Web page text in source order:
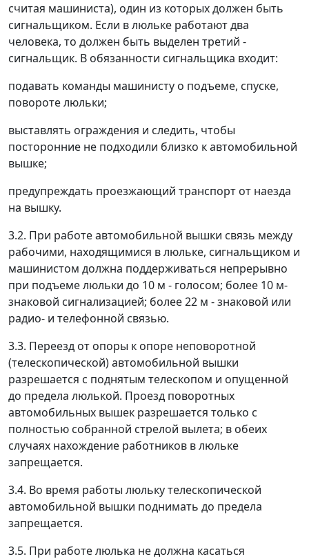
считая машиниста), один из которых должен быть
сигнальщиком. Если в люльке работают два
человека, то должен быть выделен третий -
сигнальщик. В обязанности сигнальщика входит:
подавать команды машинисту о подъеме, спуске,
повороте люльки;
выставлять ограждения и следить, чтобы
посторонние не подходили близко к автомобильной
вышке;
предупреждать проезжающий транспорт от наезда
на вышку.
3.2. При работе автомобильной вышки связь между
рабочими, находящимися в люльке, сигнальщиком и
машинистом должна поддерживаться непрерывно
при подъеме люльки до 10 м - голосом; более 10 м-
знаковой сигнализацией; более 22 м - знаковой или
радио- и телефонной связью.
3.3. Переезд от опоры к опоре неповоротной
(телескопической) автомобильной вышки
разрешается с поднятым телескопом и опущенной
до предела люлькой. Проезд поворотных
автомобильных вышек разрешается только с
полностью собранной стрелой вылета; в обеих
случаях нахождение работников в люльке
запрещается.
3.4. Во время работы люльку телескопической
автомобильной вышки поднимать до предела
запрещается.
3.5. При работе люлька не должна касаться